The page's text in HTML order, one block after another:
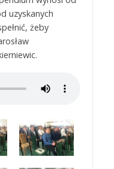
uzyskanych
żeby